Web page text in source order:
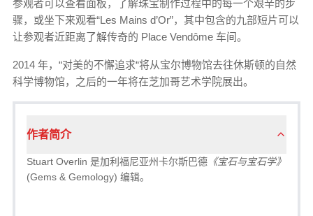
参观者可以查看面板，了解珠宝制作过程中的每一个艰辛的步
骤，或坐下来观看“Les Mains d’Or”，其中包含的九部短片可以
让参观者近距离了解传奇的 Place Vendôme 车间。
2014 年，“对美的不懈追求“将从宝尔博物馆去往休斯顿的自然
科学博物馆，之后的一年将在芝加哥艺术学院展出。
作者简介
Stuart Overlin 是加利福尼亚州卡尔斯巴德 《宝石与宝石学》
(Gems & Gemology) 编辑。